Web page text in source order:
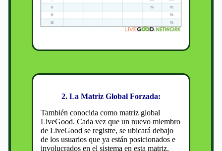
2. La Matriz Global Forzada:
También conocida como matriz global
LiveGood. Cada vez que un nuevo miembro
de LiveGood se registre, se ubicará debajo
de los usuarios que ya están posicionados e
involucrados en el sistema en esta matriz.